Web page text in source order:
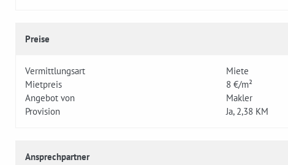
Preise
Vermittlungsart
Miete
Mietpreis
8 €/m²
Angebot von
Makler
Provision
Ja, 2,38 KM
Ansprechpartner